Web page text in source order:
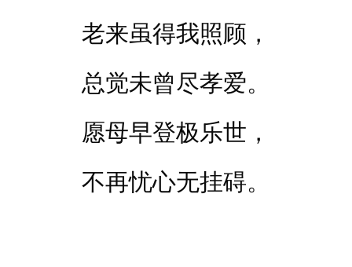
老来虽得我照顾，
总觉未曾尽孝爱。
愿母早登极乐世，
不再忧心无挂碍。